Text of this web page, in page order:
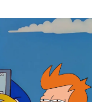
más reducidos
que podamos, lo